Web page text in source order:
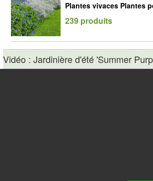
Plantes vivaces Plantes
239 produits
Vidéo : Jardinière d'été 'Summer